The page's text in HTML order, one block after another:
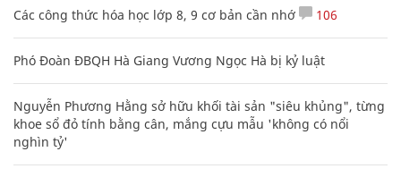
Các công thức hóa học lớp 8, 9 cơ bản cần nhớ 106
Phó Đoàn ĐBQH Hà Giang Vương Ngọc Hà bị kỷ luật
Nguyễn Phương Hằng sở hữu khối tài sản "siêu khủng", từng
khoe sổ đỏ tính bằng cân, mắng cựu mẫu 'không có nổi
nghìn tỷ'